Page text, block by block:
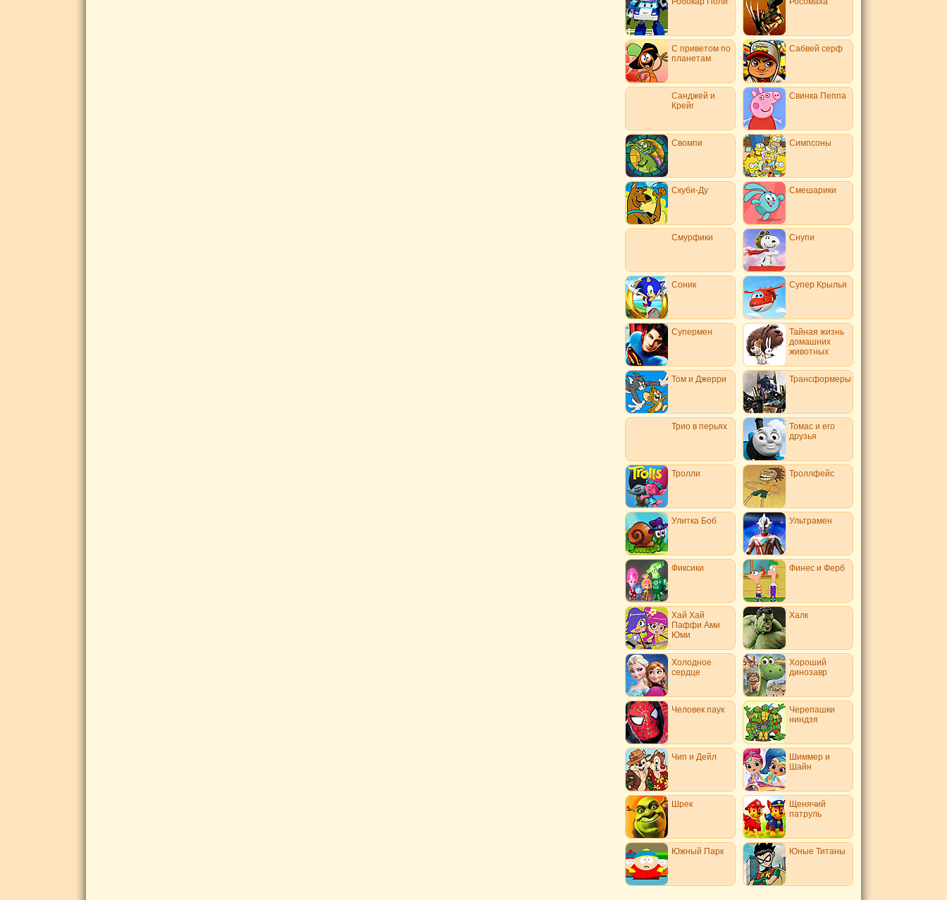
С приветом по
планетам
Сабвей серф
Санджей и
Крейг
Свинка Пеппа
Свомпи Симпсоны
Скуби-Ду Смешарики
Смурфики Снупи
Соник Супер Крылья
Супермен
Тайная жизнь
домашних
животных
Том и Джерри Трансформеры
Трио в перьях
Томас и его
друзья
Тролли Троллфейс
Улитка Боб Ультрамен
Фиксики Финес и Ферб
Хай Хай
Паффи Ами
Юми
Халк
Холодное
сердце
Хороший
динозавр
Человек паук
Черепашки
ниндзя
Чип и Дейл
Шиммер и
Шайн
Шрек
Щенячий
патруль
Южный Парк Юные Титаны